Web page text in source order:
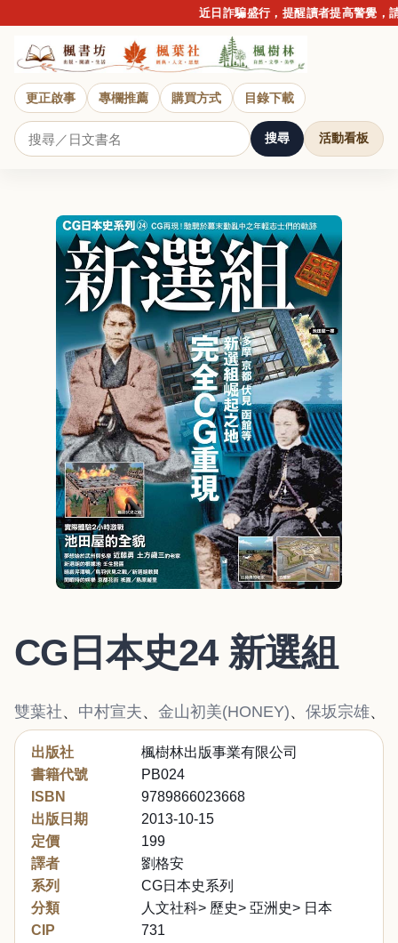
近日詐騙盛行，提醒讀者提高警覺，請
更正啟事 專欄推薦 購買方式 目錄下載
搜尋 活動看板
CG日本史24 新選組
雙葉社、 中村宣夫、 金山初美(HONEY)、 保坂宗雄、
出版社
楓樹林出版事業有限公司
書籍代號
PB024
ISBN
9789866023668
出版日期
2013-10-15
定價
199
譯者
劉格安
系列
CG日本史系列
分類
人文社科> 歷史> 亞洲史> 日本
CIP
731